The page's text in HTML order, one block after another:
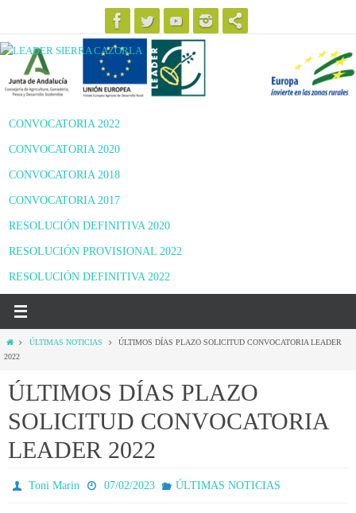
contenido
CONVOCATORIA 2022
CONVOCATORIA 2020
CONVOCATORIA 2018
CONVOCATORIA 2017
RESOLUCIÓN DEFINITIVA 2020
RESOLUCIÓN PROVISIONAL 2022
RESOLUCIÓN DEFINITIVA 2022
InicioÚLTIMAS NOTICIAS
ÚLTIMOS DÍAS PLAZO SOLICITUD CONVOCATORIA LEADER
2022
ÚLTIMOS DÍAS PLAZO
SOLICITUD CONVOCATORIA
LEADER 2022
Toni Marin 07/02/2023 ÚLTIMAS NOTICIAS